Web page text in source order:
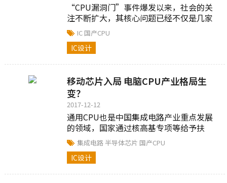
“CPU漏洞门”事件爆发以来，社会的关
注不断扩大，其核心问题已经不仅是几家
公司是否存在“不做为”嫌疑，而是关系
到现代社会对于信息安全的保障。集成电
路...
IC 国产CPU
IC设计
移动芯片入局 电脑CPU产业格局生
变？
2017-12-12
通用CPU也是中国集成电路产业重点发展
的领域，国家通过核高基专项等给予扶
持，并且已经取得一定成效。在移动芯片
进入该领域的背景下，对中国...
集成电路半导体芯片 国产CPU
IC设计